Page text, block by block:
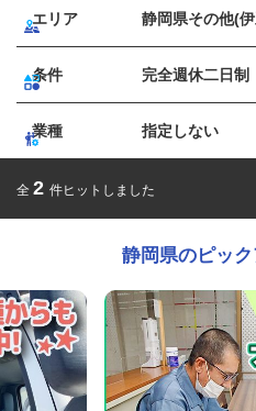
エリア 静岡県その他(
条件 完全週休二日制
業種 指定しない
全 2 件ヒットしました
静岡県のピッ